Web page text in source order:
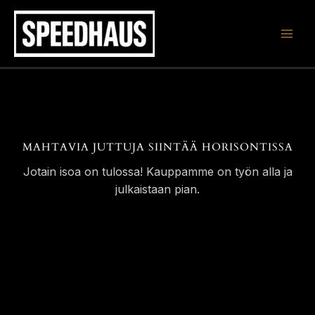
Siirry
sisältöön
MAHTAVIA JUTTUJA SIINTÄÄ HORISONTISSA
Jotain isoa on tulossa! Kauppamme on työn alla ja
julkaistaan pian.